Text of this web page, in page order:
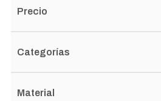
Precio
Categorías
Material